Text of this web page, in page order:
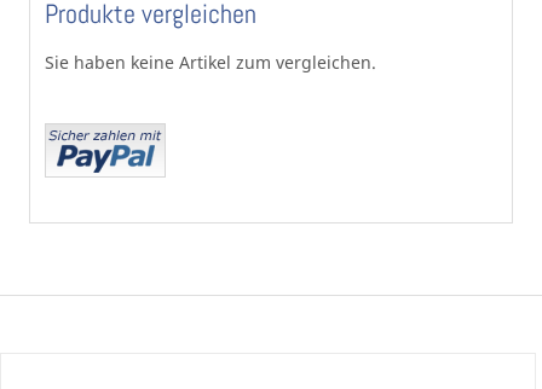
Produkte vergleichen
Sie haben keine Artikel zum vergleichen.